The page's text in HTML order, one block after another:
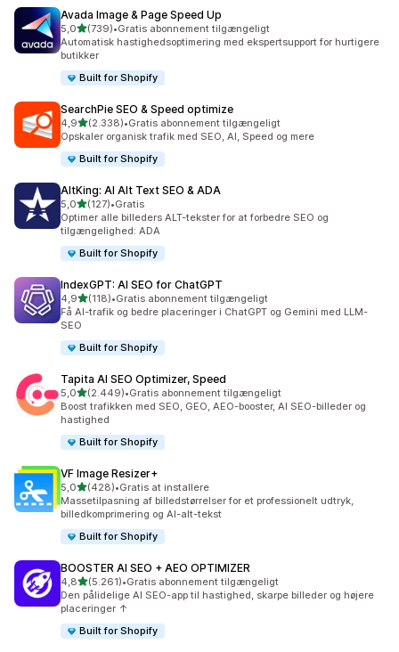
Avada Image & Page Speed Up
5,0ud af 5 stjerner
(739)
739 anmeldelser i alt
•Gratis abonnement tilgængeligt
Automatisk hastighedsoptimering med ekspertsupport for hurtigere
butikker
Built for Shopify
SearchPie SEO & Speed optimize
4,9ud af 5 stjerner
(2.338)
2338 anmeldelser i alt
•Gratis abonnement tilgængeligt
Opskaler organisk trafik med SEO, AI, Speed og mere
Built for Shopify
AltKing: AI Alt Text SEO & ADA
5,0ud af 5 stjerner
(127)
127 anmeldelser i alt
•Gratis
Optimer alle billeders ALT-tekster for at forbedre SEO og
tilgængelighed: ADA
Built for Shopify
IndexGPT: AI SEO for ChatGPT
4,9ud af 5 stjerner
(118)
118 anmeldelser i alt
•Gratis abonnement tilgængeligt
Få AI-trafik og bedre placeringer i ChatGPT og Gemini med LLM-
SEO
Built for Shopify
Tapita AI SEO Optimizer, Speed
5,0ud af 5 stjerner
(2.449)
2449 anmeldelser i alt
•Gratis abonnement tilgængeligt
Boost trafikken med SEO, GEO, AEO-booster, AI SEO-billeder og
hastighed
Built for Shopify
VF Image Resizer+
5,0ud af 5 stjerner
(428)
428 anmeldelser i alt
•Gratis at installere
Massetilpasning af billedstørrelser for et professionelt udtryk,
billedkomprimering og AI-alt-tekst
Built for Shopify
BOOSTER AI SEO + AEO OPTIMIZER
4,8ud af 5 stjerner
(5.261)
5261 anmeldelser i alt
•Gratis abonnement tilgængeligt
Den pålidelige AI SEO-app til hastighed, skarpe billeder og højere
placeringer ↑
Built for Shopify